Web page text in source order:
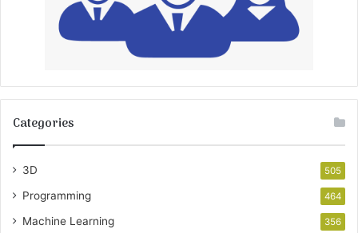
Categories
3D 505
Programming 464
Machine Learning 356